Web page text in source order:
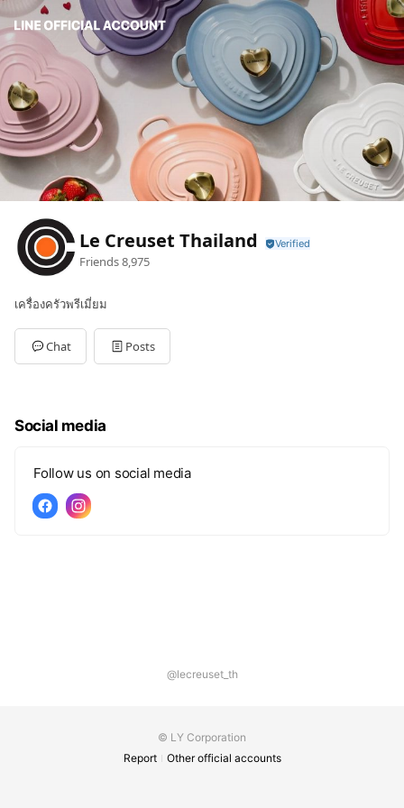
Le Creuset Thailand
Friends8,975
เครื่องครัวพรีเมี่ยม
Chat Posts
Social media
Follow us on social media
@lecreuset_th
© LY Corporation
Report
Other official accounts